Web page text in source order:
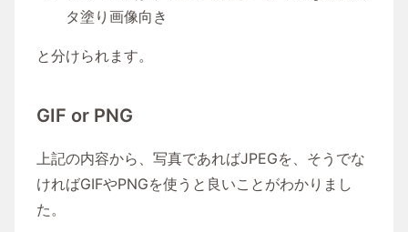
タ塗り画像向き
と分けられます。
GIF or PNG
上記の内容から、写真であればJPEGを、そうでな
ければGIFやPNGを使うと良いことがわかりまし
た。